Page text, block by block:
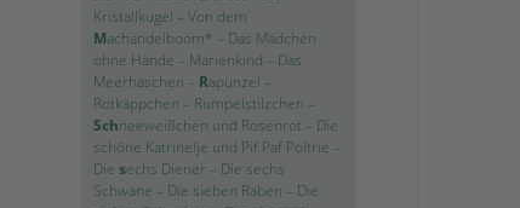
Kristallkugel – Von dem
Machandelboom* – Das Mädchen
ohne Hände – Marienkind – Das
Meerhäschen – Rapunzel –
Rotkäppchen – Rumpelstilzchen –
Schneeweißchen und Rosenrot – Die
schöne Katrinelje und Pif Paf Poltrie –
Die sechs Diener – Die sechs
Schwäne – Die sieben Raben – Die